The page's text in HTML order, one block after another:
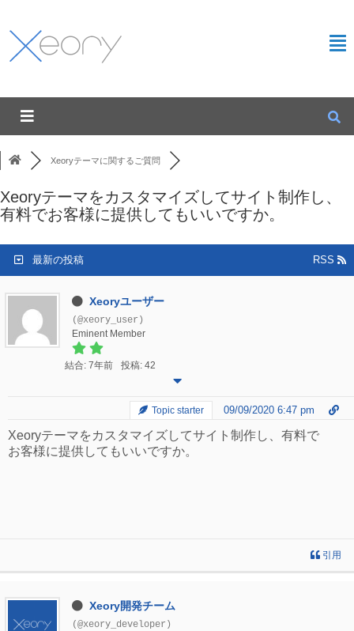
Xeoryテーマに関するご質問
Xeoryテーマをカスタマイズしてサイト制作し、
有料でお客様に提供してもいいですか。
最新の投稿 RSS
Xeoryユーザー
(@xeory_user)
Eminent Member
結合: 7年前 投稿: 42
Topic starter 09/09/2020 6:47 pm
Xeoryテーマをカスタマイズしてサイト制作し、有料で
お客様に提供してもいいですか。
引用
Xeory開発チーム
(@xeory_developer)